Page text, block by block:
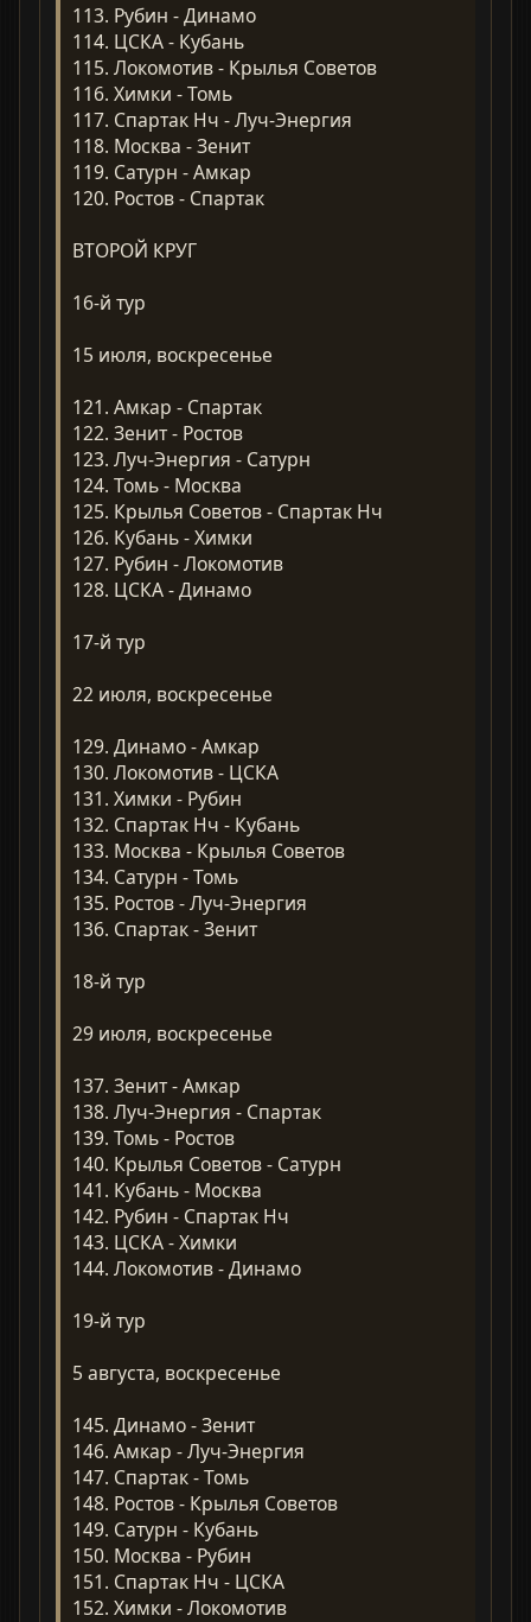
113. Рубин - Динамо
114. ЦСКА - Кубань
115. Локомотив - Крылья Советов
116. Химки - Томь
117. Спартак Нч - Луч-Энергия
118. Москва - Зенит
119. Сатурн - Амкар
120. Ростов - Спартак
ВТОРОЙ КРУГ
16-й тур
15 июля, воскресенье
121. Амкар - Спартак
122. Зенит - Ростов
123. Луч-Энергия - Сатурн
124. Томь - Москва
125. Крылья Советов - Спартак Нч
126. Кубань - Химки
127. Рубин - Локомотив
128. ЦСКА - Динамо
17-й тур
22 июля, воскресенье
129. Динамо - Амкар
130. Локомотив - ЦСКА
131. Химки - Рубин
132. Спартак Нч - Кубань
133. Москва - Крылья Советов
134. Сатурн - Томь
135. Ростов - Луч-Энергия
136. Спартак - Зенит
18-й тур
29 июля, воскресенье
137. Зенит - Амкар
138. Луч-Энергия - Спартак
139. Томь - Ростов
140. Крылья Советов - Сатурн
141. Кубань - Москва
142. Рубин - Спартак Нч
143. ЦСКА - Химки
144. Локомотив - Динамо
19-й тур
5 августа, воскресенье
145. Динамо - Зенит
146. Амкар - Луч-Энергия
147. Спартак - Томь
148. Ростов - Крылья Советов
149. Сатурн - Кубань
150. Москва - Рубин
151. Спартак Нч - ЦСКА
152. Химки - Локомотив